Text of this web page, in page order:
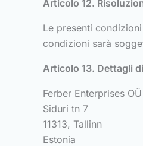
Articolo 12.
Le presenti
condizioni sarà
Articolo 13. Dettagli
Ferber Enterprises OÜ
Siduri tn 7
11313, Tallinn
Estonia